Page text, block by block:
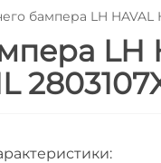
бампера LH HAVAL
LH